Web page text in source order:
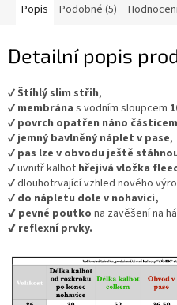
Popis Podobné (5)
Detailní popis
✔️Štíhlý slim střih,
✔️ membrána s vodním sloupcem
✔️ povrch opatřen náno
✔️jemný bavlněný náplet v pase,
✔️ pas lze v obvodu ještě
✔️ uvnitř kalhot hřejivá vložka
✔️ dlouhotrvající vzhled nového
✔️ do nápletu dole v nohavici,
✔️ pevné poutko na zavěšení na
✔️ reflexní prvky.